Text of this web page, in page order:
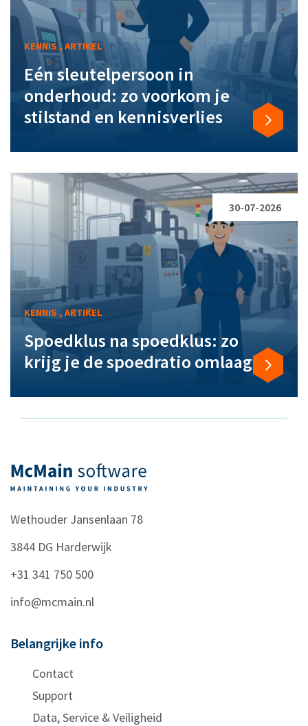
KENNIS , ARTIKEL
Eén sleutelpersoon in
onderhoud: zo voorkom je
stilstand en kennisverlies
KENNIS , ARTIKEL
Spoedklus na spoedklus: zo
krijg je de spoedratio omlaag
30-07-2026
Wethouder Jansenlaan 78
3844 DG Harderwijk
+31 341 750 500
info@mcmain.nl
Belangrijke info
Contact
Support
Data, Service & Veiligheid